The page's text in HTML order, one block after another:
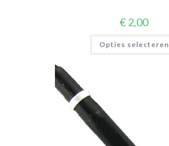
€2,00
Opties selecteren